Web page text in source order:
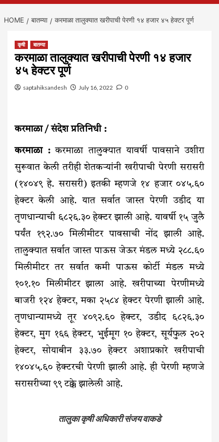
HOME बातम्या करमाळा तालुक्यात खरीपाची पेरणी १४ हजार ४५ हेक्टर पूर्ण
कृषी बातम्या
करमाळा तालुक्यात खरीपाची पेरणी १४ हजार
४५ हेक्टर पूर्ण
saptahiksandesh July 16, 2022 0
करमाळा / संदेश प्रतिनिधी :
करमाळा :करमाळा तालुक्यात यावर्षी पावसाने उशीरा
सुरूवात केली तरीही शेतकऱ्यांनी खरीपाची पेरणी सरासरी
(१४०४९ हे. सरासरी) इतकी म्हणजे १४ हजार ०४५.६०
हेक्टर केली आहे. यात सर्वात जास्त पेरणी उडीद या
तृणधान्याची ६८२६.३० हेक्टर झाली आहे. यावर्षी १५ जुलै
पर्यंत १९२.७० मिलीमीटर पावसाची नोंद झाली आहे.
तालुक्यात सर्वात जास्त पाऊस जेऊर मंडल मध्ये २८८.६०
मिलीमीटर तर सर्वात कमी पाऊस कोर्टी मंडल मध्ये
१०१.१० मिलीमीटर झाला आहे. खरीपाच्या पेरणीमध्ये
बाजरी १२४ हेक्टर, मका २५८४ हेक्टर पेरणी झाली आहे.
तृणधान्यामध्ये तूर ४०९२.६० हेक्टर, उडीद ६८२६.३०
हेक्टर, मुग १६६ हेक्टर, भुईमूग १० हेक्टर, सूर्यफुल २०२
हेक्टर, सोयाबीन ३३.७० हेक्टर अशाप्रकारे खरीपाची
१४०४५.६० हेक्टरची पेरणी झाली आहे. ही पेरणी म्हणजे
सरासरीच्या ९९ टक्के झालेली आहे.
तालुका कृषी अधिकारी संजय वाकडे